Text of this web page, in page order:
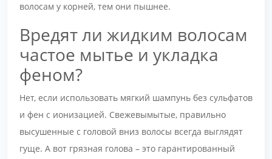
волосам у корней, тем они пышнее.
Вредят ли жидким волосам
частое мытье и укладка
феном?
Нет, если использовать мягкий шампунь без сульфатов
и фен с ионизацией. Свежевымытые, правильно
высушенные с головой вниз волосы всегда выглядят
гуще. А вот грязная голова – это гарантированный